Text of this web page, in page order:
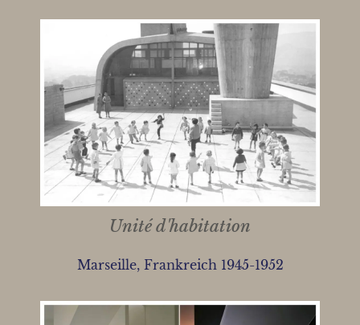
Unité d'habitation
Marseille, Frankreich 1945-1952